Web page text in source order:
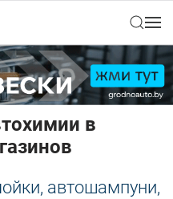
в
автошампуни,